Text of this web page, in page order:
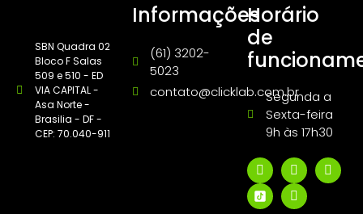
SBN Quadra 02
Bloco F Salas
509 e 510 - ED
VIA CAPITAL -
Asa Norte -
Brasilia - DF -
CEP: 70.040-911
Informações
(61) 3202-
5023
contato@clicklab.com.br
Horário
de
Segunda a
Sexta-feira
9h às 17h30